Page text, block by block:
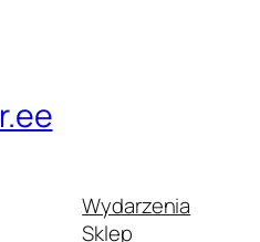
Wydarzenia
Sklep